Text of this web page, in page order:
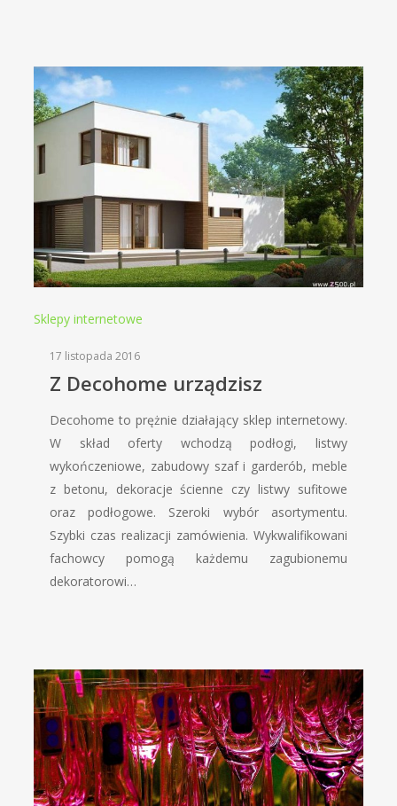
Sklepy internetowe
17 listopada 2016
Z Decohome urządzisz
Decohome to prężnie działający sklep internetowy.
W skład oferty wchodzą podłogi, listwy
wykończeniowe, zabudowy szaf i garderób, meble
z betonu, dekoracje ścienne czy listwy sufitowe
oraz podłogowe. Szeroki wybór asortymentu.
Szybki czas realizacji zamówienia. Wykwalifikowani
fachowcy pomogą każdemu zagubionemu
dekoratorowi…